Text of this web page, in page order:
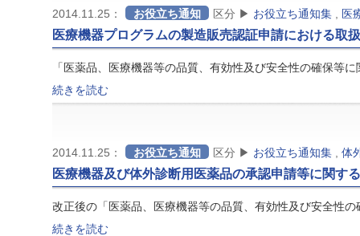
2014.11.25： お役立ち通知 区分 ▶ お役立ち通知集 医
医療機器プログラムの製造販売認証申請における取
「医薬品、医療機器等の品質、有効性及び安全性の確保等
続きを読む
2014.11.25： お役立ち通知 区分 ▶ お役立ち通知集 体
医療機器及び体外診断用医薬品の承認申請等に関す
改正後の「医薬品、医療機器等の品質、有効性及び安全性
続きを読む